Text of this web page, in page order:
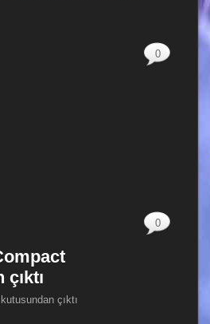
0
çıktı
0